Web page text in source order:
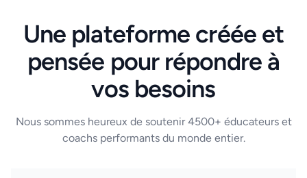
Une plateforme créée et
pensée pour répondre à
vos besoins
Nous sommes heureux de soutenir 4500+ éducateurs et
coachs performants du monde entier.